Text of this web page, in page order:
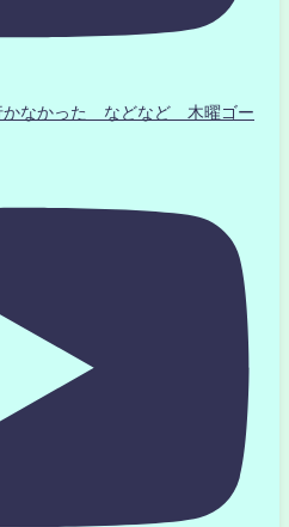
かなかった などなど 木曜ゴー